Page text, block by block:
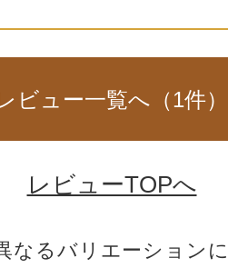
ビュー一覧へ（1件）
レビューTOPへ
なるバリエーション